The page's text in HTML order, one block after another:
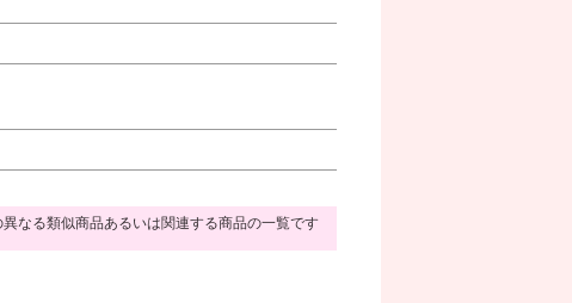
なる類似商品あるいは関連する商品の一覧です